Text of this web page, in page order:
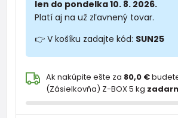
len do pondelka 10. 8. 2026.
Platí aj na už zľavnený tovar.
👉 V košíku zadajte kód: SUN25
Ak nakúpite ešte za 80,0 €
(Zásielkovňa) Z-BOX 5 kg